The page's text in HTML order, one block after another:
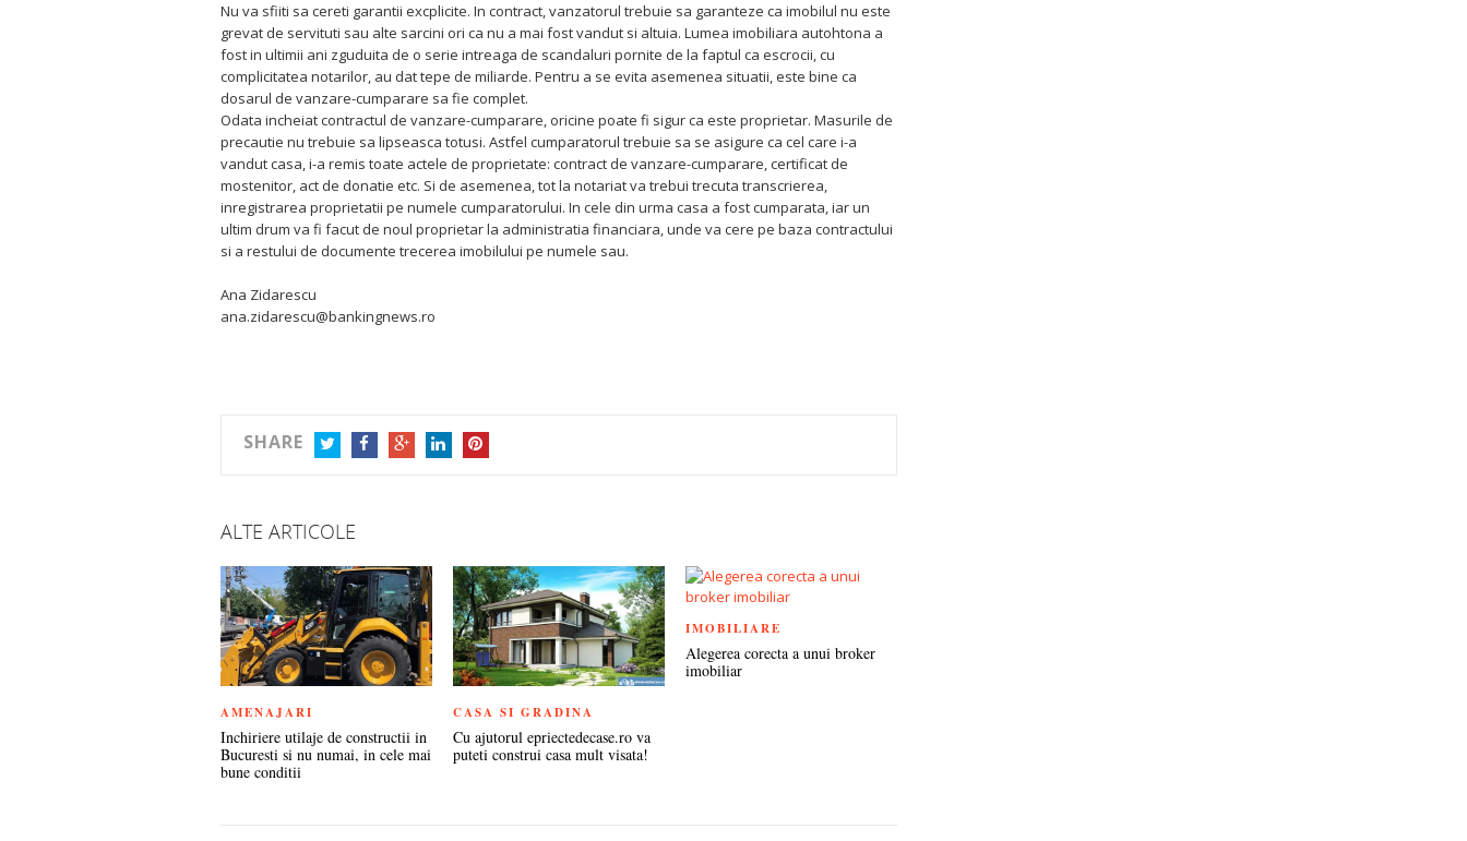
Nu va sfiiti sa cereti garantii excplicite. In contract, vanzatorul trebuie sa garanteze ca imobilul nu este
grevat de servituti sau alte sarcini ori ca nu a mai fost vandut si altuia. Lumea imobiliara autohtona a
fost in ultimii ani zguduita de o serie intreaga de scandaluri pornite de la faptul ca escrocii, cu
complicitatea notarilor, au dat tepe de miliarde. Pentru a se evita asemenea situatii, este bine ca
dosarul de vanzare-cumparare sa fie complet.
Odata incheiat contractul de vanzare-cumparare, oricine poate fi sigur ca este proprietar. Masurile de
precautie nu trebuie sa lipseasca totusi. Astfel cumparatorul trebuie sa se asigure ca cel care i-a
vandut casa, i-a remis toate actele de proprietate: contract de vanzare-cumparare, certificat de
mostenitor, act de donatie etc. Si de asemenea, tot la notariat va trebui trecuta transcrierea,
inregistrarea proprietatii pe numele cumparatorului. In cele din urma casa a fost cumparata, iar un
ultim drum va fi facut de noul proprietar la administratia financiara, unde va cere pe baza contractului
si a restului de documente trecerea imobilului pe numele sau.
Ana Zidarescu
ana.zidarescu@bankingnews.ro
SHARE
ALTE ARTICOLE
AMENAJARI
Inchiriere utilaje de constructii in
Bucuresti si nu numai, in cele mai
bune conditii
CASA SI GRADINA
Cu ajutorul epriectedecase.ro va
puteti construi casa mult visata!
IMOBILIARE
Alegerea corecta a unui broker
imobiliar